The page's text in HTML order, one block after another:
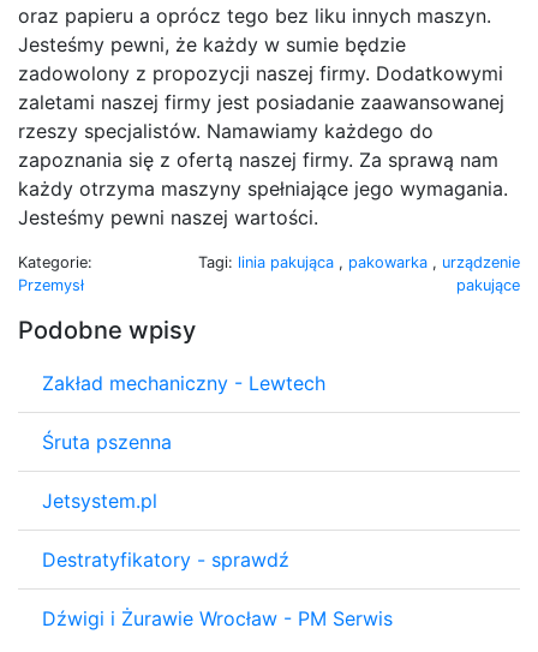
oraz papieru a oprócz tego bez liku innych maszyn.
Jesteśmy pewni, że każdy w sumie będzie
zadowolony z propozycji naszej firmy. Dodatkowymi
zaletami naszej firmy jest posiadanie zaawansowanej
rzeszy specjalistów. Namawiamy każdego do
zapoznania się z ofertą naszej firmy. Za sprawą nam
każdy otrzyma maszyny spełniające jego wymagania.
Jesteśmy pewni naszej wartości.
Kategorie:
Przemysł
Tagi: linia pakująca , pakowarka , urządzenie
pakujące
Podobne wpisy
Zakład mechaniczny - Lewtech
Śruta pszenna
Jetsystem.pl
Destratyfikatory - sprawdź
Dźwigi i Żurawie Wrocław - PM Serwis